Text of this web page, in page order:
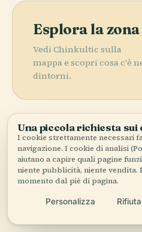
Esplora la zona
Vedi Chinkultic sulla
mappa e scopri cosa c'è
dintorni.
More in
5 luoghi da scoprire — alcuni
PLACE
Parco
Nazionale
Lagunas De
Montebello
Una piccola richiesta sui
I cookie strettamente necessari
navigazione. I cookie di analisi
aiutano a capire quali pagine
niente pubblicità, niente vendita.
momento dal piè di pagina.
Personalizza